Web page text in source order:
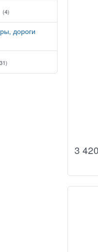
(4)
дороги
3